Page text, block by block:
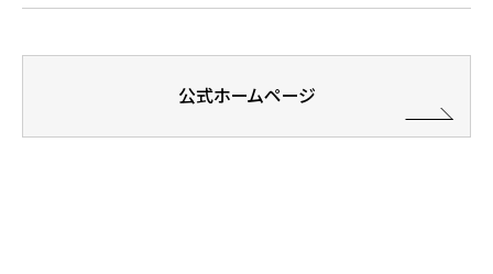
公式ホームページ